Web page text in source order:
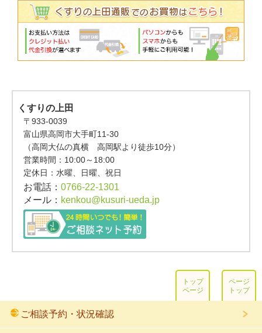
くすりの上田
〒933-0039
富山県高岡市大手町11-30
（高岡大仏の真横 高岡駅より徒歩10分）
営業時間： 10:00～18:00
定休日：水曜、日曜、祝日
お電話： 0766-22-1301
メール： kenkou@kusuri-ueda.jp
ページ
トップ
トップ
ページ
ご相談予約・状況確認